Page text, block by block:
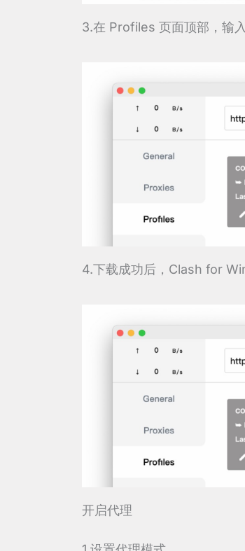
3.在 Profiles 页面顶部，输
4.下载成功后，Clash for
开启代理